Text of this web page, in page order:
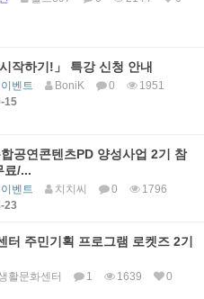
작하기!」 특강 신청 안내
벤트 BoniK 0
1951
15
공연콘텐츠PD 양성사업 2기 참
료/...
벤트 치치씨 0
1796
23
터 주민기획 프로그램 로켓즈 2기
활문화센터 1 1639
0